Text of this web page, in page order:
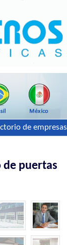
de empresas
puertas